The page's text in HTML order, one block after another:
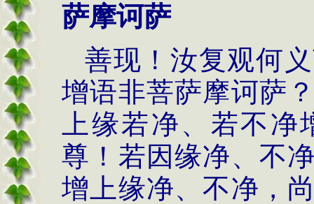
萨摩诃萨
善现！汝复观何
增语非菩萨摩诃萨
上缘若净、若不
尊！若因缘净、不
增上缘净、不净，